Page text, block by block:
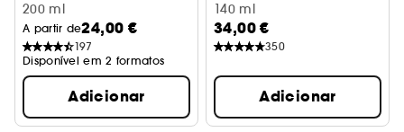
200 ml
A partir de24,00 €
197
Disponível em 2 formatos
Adicionar
140 ml
34,00 €
350
Adicionar